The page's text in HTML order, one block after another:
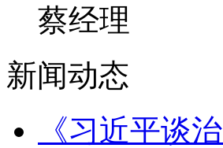
蔡经理
新闻动态
《习近平谈